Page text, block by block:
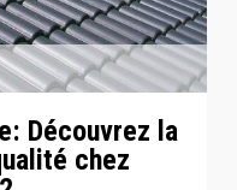
Découvrez la
chez